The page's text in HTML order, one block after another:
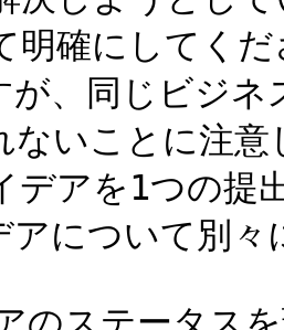
明確にしてく
が、同じビジ
ないことに注意
アを1つの提
アについて別